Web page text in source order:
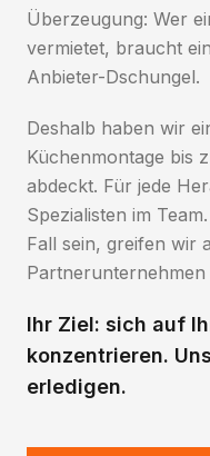
Überzeugung: Wer
vermietet, braucht
Anbieter-Dschungel.
Deshalb haben wir
Küchenmontage bis
abdeckt. Für jede
Spezialisten im
Fall sein, greifen wir
Ihr Ziel: sich auf
konzentrieren.
erledigen.